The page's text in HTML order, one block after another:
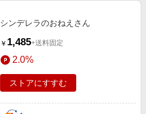
シンデレラのおねえさん
￥ 1,485+送料固定
2.0%
ストアにすすむ